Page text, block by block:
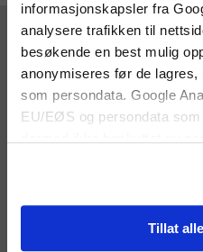
informasjonskapsler fra
analysere trafikken til
besøkende en best mulig
anonymiseres før de
som persondata. Google
EU/EØS og persondata
Tillat
Enebakkveien
TLF: 23